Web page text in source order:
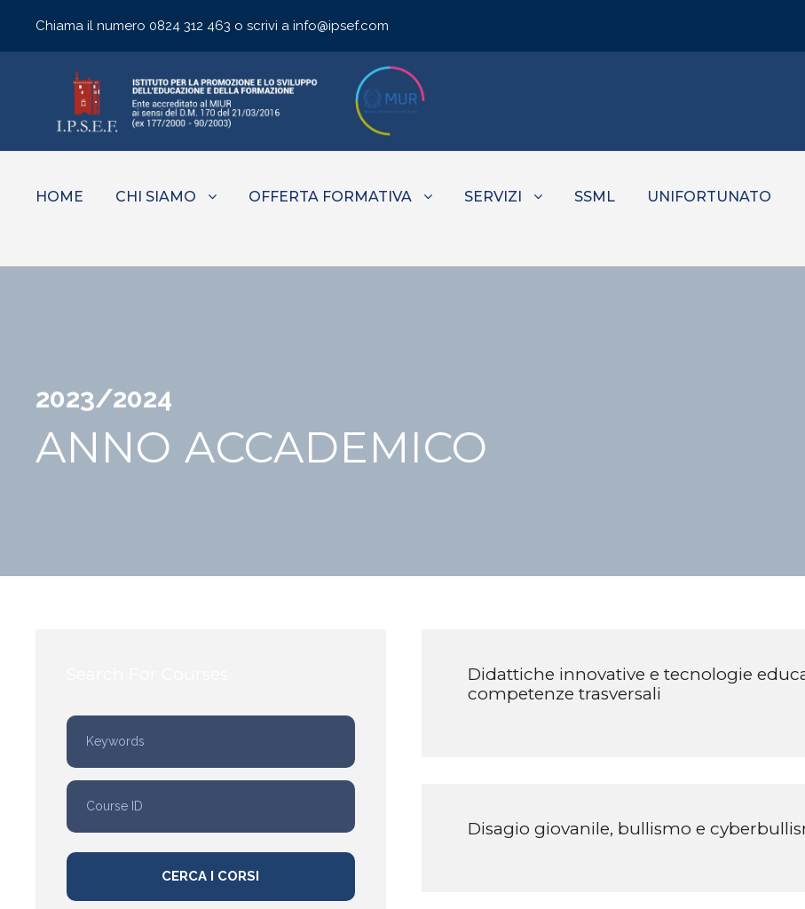
Chiama il numero 0824 312 463 o scrivi a info@ipsef.com
HOME CHI SIAMO OFFERTA FORMATIVA SERVIZI SSML UNIFORTUNATO
2023/2024
ANNO ACCADEMICO
Didattiche innovative e tecnologie
competenze trasversali
Disagio giovanile, bullismo e